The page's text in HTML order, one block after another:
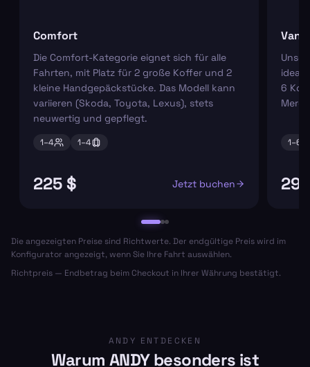
Comfort
Die Comfort-Kategorie eignet sich für alle
Fahrten, mit Platz für 2 große Koffer und 2
kleine Handgepäckstücke. Das Modell kann
variieren (Skoda, Toyota, Lexus), stets
neuwertig und gepflegt.
1–4 1–4
225 $ Jetzt buchen
Van
ideal
6
1–6
Die angezeigten Preise sind Richtwerte. Der endgültige Preis wird im
Konfigurator angezeigt, wenn Sie Ihre Fahrt auswählen.
Richtpreis — Endbetrag beim Checkout in Ihrer Währung bestätigt.
ANDY ENTDECKEN
Warum ANDY besonders ist